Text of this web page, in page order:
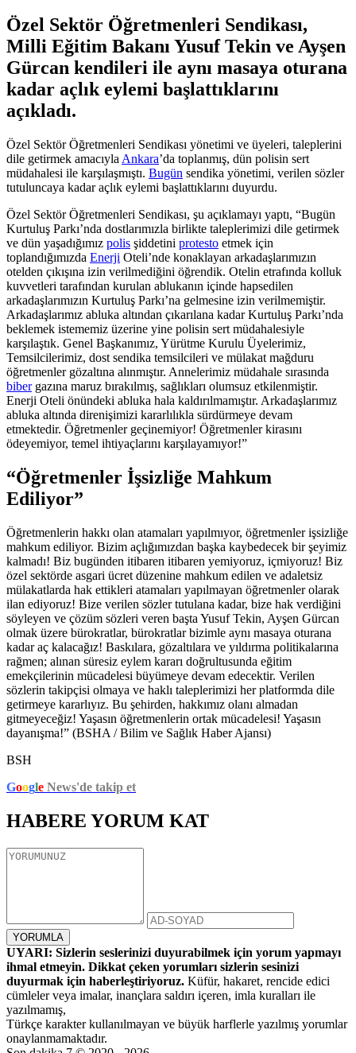
Özel Sektör Öğretmenleri Sendikası,
Milli Eğitim Bakanı Yusuf Tekin ve Ayşen
Gürcan kendileri ile aynı masaya oturana
kadar açlık eylemi başlattıklarını
açıkladı.
Özel Sektör Öğretmenleri Sendikası yönetimi ve üyeleri, taleplerini
dile getirmek amacıyla Ankara’da toplanmış, dün polisin sert
müdahalesi ile karşılaşmıştı. Bugün sendika yönetimi, verilen sözler
tutuluncaya kadar açlık eylemi başlattıklarını duyurdu.
Özel Sektör Öğretmenleri Sendikası, şu açıklamayı yaptı, “Bugün
Kurtuluş Parkı’nda dostlarımızla birlikte taleplerimizi dile getirmek
ve dün yaşadığımız polis şiddetini protesto etmek için
toplandığımızda Enerji Oteli’nde konaklayan arkadaşlarımızın
otelden çıkışına izin verilmediğini öğrendik. Otelin etrafında kolluk
kuvvetleri tarafından kurulan ablukanın içinde hapsedilen
arkadaşlarımızın Kurtuluş Parkı’na gelmesine izin verilmemiştir.
Arkadaşlarımız abluka altından çıkarılana kadar Kurtuluş Parkı’nda
beklemek istememiz üzerine yine polisin sert müdahalesiyle
karşılaştık. Genel Başkanımız, Yürütme Kurulu Üyelerimiz,
Temsilcilerimiz, dost sendika temsilcileri ve mülakat mağduru
öğretmenler gözaltına alınmıştır. Annelerimiz müdahale sırasında
bibergazına maruz bırakılmış, sağlıkları olumsuz etkilenmiştir.
Enerji Oteli önündeki abluka hala kaldırılmamıştır. Arkadaşlarımız
abluka altında direnişimizi kararlılıkla sürdürmeye devam
etmektedir. Öğretmenler geçinemiyor! Öğretmenler kirasını
ödeyemiyor, temel ihtiyaçlarını karşılayamıyor!”
“Öğretmenler İşsizliğe Mahkum
Ediliyor”
Öğretmenlerin hakkı olan atamaları yapılmıyor, öğretmenler işsizliğe
mahkum ediliyor. Bizim açlığımızdan başka kaybedecek bir şeyimiz
kalmadı! Biz bugünden itibaren itibaren yemiyoruz, içmiyoruz! Biz
özel sektörde asgari ücret düzenine mahkum edilen ve adaletsiz
mülakatlarda hak ettikleri atamaları yapılmayan öğretmenler olarak
ilan ediyoruz! Bize verilen sözler tutulana kadar, bize hak verdiğini
söyleyen ve çözüm sözleri veren başta Yusuf Tekin, Ayşen Gürcan
olmak üzere bürokratlar, bürokratlar bizimle aynı masaya oturana
kadar aç kalacağız! Baskılara, gözaltılara ve yıldırma politikalarına
rağmen; alınan süresiz eylem kararı doğrultusunda eğitim
emekçilerinin mücadelesi büyümeye devam edecektir. Verilen
sözlerin takipçisi olmaya ve haklı taleplerimizi her platformda dile
getirmeye kararlıyız. Bu şehirden, hakkımız olanı almadan
gitmeyeceğiz! Yaşasın öğretmenlerin ortak mücadelesi! Yaşasın
dayanışma!” (BSHA / Bilim ve Sağlık Haber Ajansı)
BSH
Google News'de takip et
HABERE YORUM KAT
UYARI: Sizlerin seslerinizi duyurabilmek için yorum yapmayı
ihmal etmeyin. Dikkat çeken yorumları sizlerin sesinizi
duyurmak için haberleştiriyoruz. Küfür, hakaret, rencide edici
cümleler veya imalar, inançlara saldırı içeren, imla kuralları ile
yazılmamış,
Türkçe karakter kullanılmayan ve büyük harflerle yazılmış yorumlar
onaylanmamaktadır.